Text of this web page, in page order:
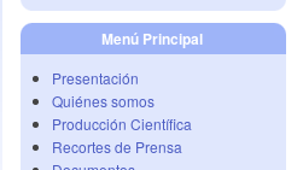
Menú Principal
Presentación
Quiénes somos
Producción Científica
Recortes de Prensa